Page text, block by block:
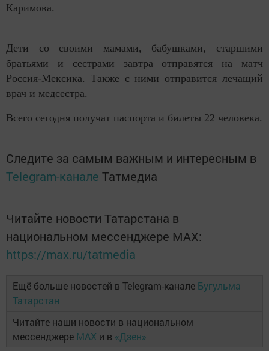
Каримова.
Дети со своими мамами, бабушками, старшими
братьями и сестрами завтра отправятся на матч
Россия-Мексика. Также с ними отправится лечащий
врач и медсестра.
Всего сегодня получат паспорта и билеты 22 человека.
Следите за самым важным и интересным в
Telegram-канале Татмедиа
Читайте новости Татарстана в
национальном мессенджере MАХ:
https://max.ru/tatmedia
Ещё больше новостей в Telegram-канале Бугульма
Татарстан
Читайте наши новости в национальном
мессенджере MAX и в «Дзен»